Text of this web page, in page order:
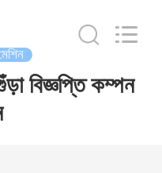
বিজ্ঞপ্তি কম্পন